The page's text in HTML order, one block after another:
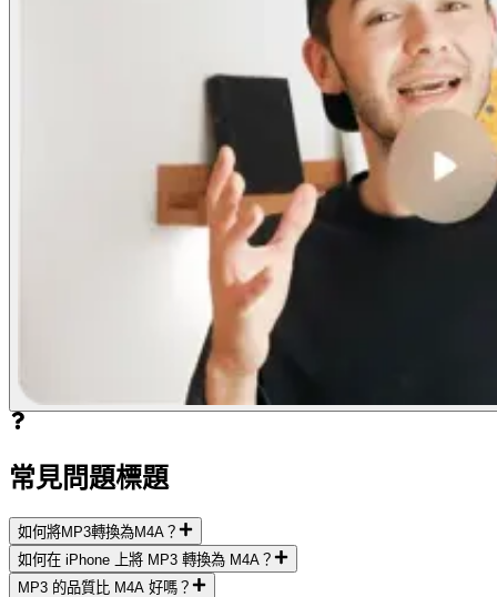
常見問題標題
如何將MP3轉換為M4A？
如何在 iPhone 上將 MP3 轉換為 M4A？
MP3 的品質比 M4A 好嗎？